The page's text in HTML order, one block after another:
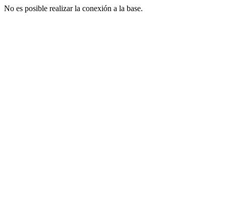
No es posible realizar la conexión a la base.